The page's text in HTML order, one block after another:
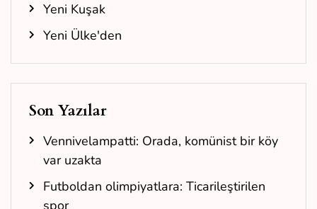
Yeni Kuşak
Yeni Ülke'den
Son Yazılar
Vennivelampatti: Orada, komünist bir köy
var uzakta
Futboldan olimpiyatlara: Ticarileştirilen